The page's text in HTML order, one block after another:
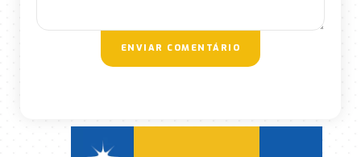
ENVIAR COMENTÁRIO